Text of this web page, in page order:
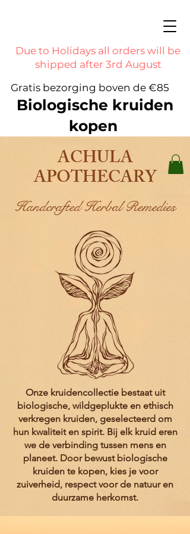
Due to Holidays all orders will be
shipped after 3rd August
Gratis bezorging boven de €85
Biologische kruiden
kopen
ACHULA
APOTHECARY
Handcrafted Herbal Remedies
Onze kruidencollectie bestaat uit
biologische, wildgeplukte en ethisch
verkregen kruiden, geselecteerd om
hun kwaliteit en spirit. Bij elk kruid eren
we de verbinding tussen mens en
planeet. Door bewust biologische
kruiden te kopen, kies je voor
zuiverheid, respect voor de natuur en
duurzame herkomst.